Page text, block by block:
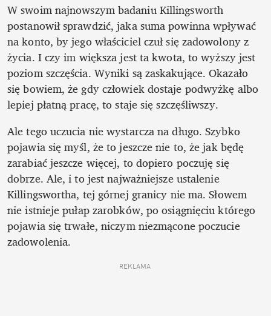
W swoim najnowszym badaniu Killingsworth
postanowił sprawdzić, jaka suma powinna wpływać
na konto, by jego właściciel czuł się zadowolony z
życia. I czy im większa jest ta kwota, to wyższy jest
poziom szczęścia. Wyniki są zaskakujące. Okazało
się bowiem, że gdy człowiek dostaje podwyżkę albo
lepiej płatną pracę, to staje się szczęśliwszy.
Ale tego uczucia nie wystarcza na długo. Szybko
pojawia się myśl, że to jeszcze nie to, że jak będę
zarabiać jeszcze więcej, to dopiero poczuję się
dobrze. Ale, i to jest najważniejsze ustalenie
Killingswortha, tej górnej granicy nie ma. Słowem
nie istnieje pułap zarobków, po osiągnięciu którego
pojawia się trwałe, niczym niezmącone poczucie
zadowolenia.
REKLAMA